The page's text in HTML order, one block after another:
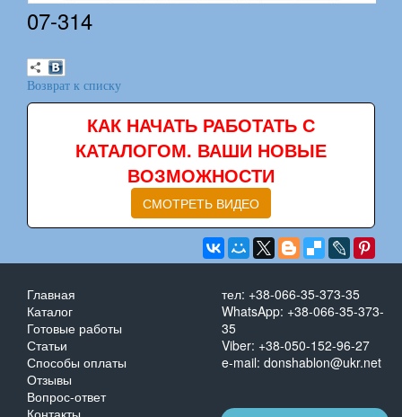
07-314
Возврат к списку
КАК НАЧАТЬ РАБОТАТЬ С
КАТАЛОГОМ. ВАШИ НОВЫЕ
ВОЗМОЖНОСТИ
СМОТРЕТЬ ВИДЕО
Главная
Каталог
Готовые работы
Статьи
Способы оплаты
Отзывы
Вопрос-ответ
тел: +38-066-35-373-35
WhatsApp: +38-066-35-373-
35
Viber: +38-050-152-96-27
e-mail: donshablon@ukr.net